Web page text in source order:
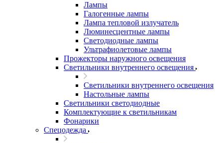
Лампы
Галогенные лампы
Лампа тепловой излучатель
Люминесцентные лампы
Светодиодные лампы
Ультрафиолетовые лампы
Прожекторы наружного освещения
Светильники внутреннего освещения
Светильники внутреннего освещения
Настольные лампы
Светильники светодиодные
Комплектующие к светильникам
Фонарики
Спецодежда